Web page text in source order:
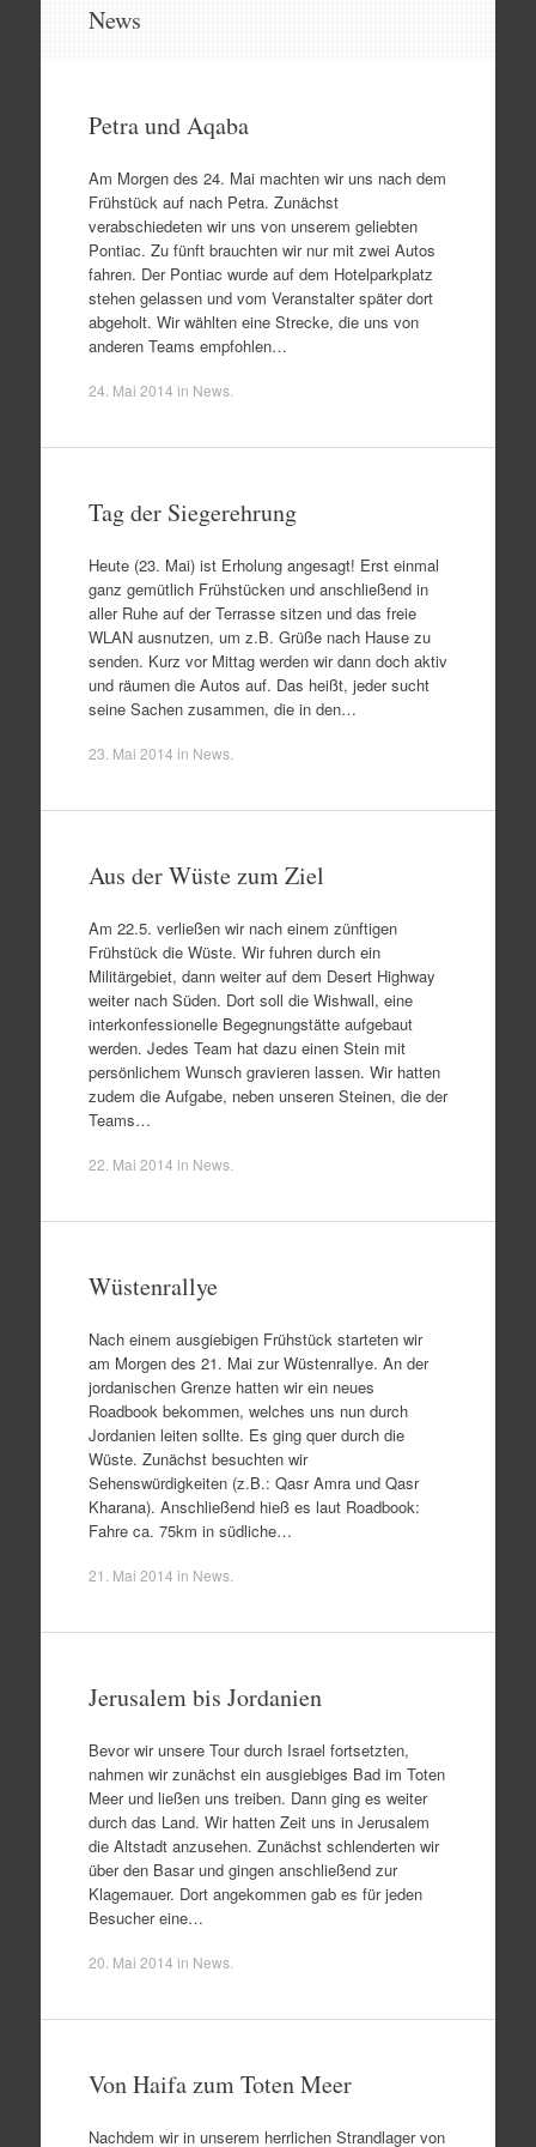
InhaltNews
Petra und Aqaba
Am Morgen des 24. Mai machten wir uns nach dem
Frühstück auf nach Petra. Zunächst
verabschiedeten wir uns von unserem geliebten
Pontiac. Zu fünft brauchten wir nur mit zwei Autos
fahren. Der Pontiac wurde auf dem Hotelparkplatz
stehen gelassen und vom Veranstalter später dort
abgeholt. Wir wählten eine Strecke, die uns von
anderen Teams empfohlen…
24. Mai 2014 in News.
Tag der Siegerehrung
Heute (23. Mai) ist Erholung angesagt! Erst einmal
ganz gemütlich Frühstücken und anschließend in
aller Ruhe auf der Terrasse sitzen und das freie
WLAN ausnutzen, um z.B. Grüße nach Hause zu
senden. Kurz vor Mittag werden wir dann doch aktiv
und räumen die Autos auf. Das heißt, jeder sucht
seine Sachen zusammen, die in den…
23. Mai 2014 in News.
Aus der Wüste zum Ziel
Am 22.5. verließen wir nach einem zünftigen
Frühstück die Wüste. Wir fuhren durch ein
Militärgebiet, dann weiter auf dem Desert Highway
weiter nach Süden. Dort soll die Wishwall, eine
interkonfessionelle Begegnungstätte aufgebaut
werden. Jedes Team hat dazu einen Stein mit
persönlichem Wunsch gravieren lassen. Wir hatten
zudem die Aufgabe, neben unseren Steinen, die der
Teams…
22. Mai 2014 in News.
Wüstenrallye
Nach einem ausgiebigen Frühstück starteten wir
am Morgen des 21. Mai zur Wüstenrallye. An der
jordanischen Grenze hatten wir ein neues
Roadbook bekommen, welches uns nun durch
Jordanien leiten sollte. Es ging quer durch die
Wüste. Zunächst besuchten wir
Sehenswürdigkeiten (z.B.: Qasr Amra und Qasr
Kharana). Anschließend hieß es laut Roadbook:
Fahre ca. 75km in südliche…
21. Mai 2014 in News.
Jerusalem bis Jordanien
Bevor wir unsere Tour durch Israel fortsetzten,
nahmen wir zunächst ein ausgiebiges Bad im Toten
Meer und ließen uns treiben. Dann ging es weiter
durch das Land. Wir hatten Zeit uns in Jerusalem
die Altstadt anzusehen. Zunächst schlenderten wir
über den Basar und gingen anschließend zur
Klagemauer. Dort angekommen gab es für jeden
Besucher eine…
20. Mai 2014 in News.
Von Haifa zum Toten Meer
Nachdem wir in unserem herrlichen Strandlager von